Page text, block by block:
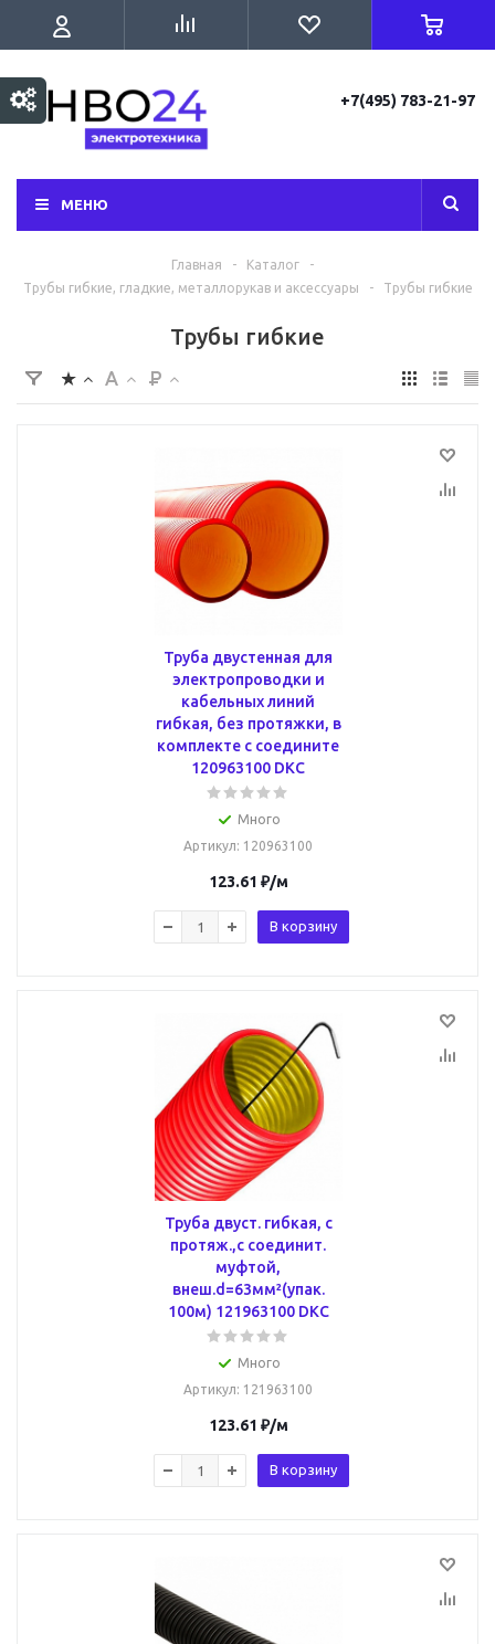
+7(495) 783-21-97
МЕНЮ
Главная - Каталог
-
Трубы гибкие, гладкие, металлорукав и аксессуары
- Трубы гибкие
Трубы гибкие
Труба двустенная для
электропроводки и
кабельных линий
гибкая, без протяжки, в
комплекте с соедините
120963100 DKC
Много
Артикул: 120963100
123.61 ₽/м
В корзину
Труба двуст. гибкая, с
протяж.,с соединит.
муфтой,
внеш.d=63мм²(упак.
100м) 121963100 DKC
Много
Артикул: 121963100
123.61 ₽/м
В корзину